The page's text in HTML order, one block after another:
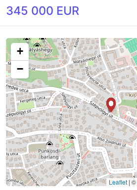
345 000 EUR
+
−
Leaflet | ©